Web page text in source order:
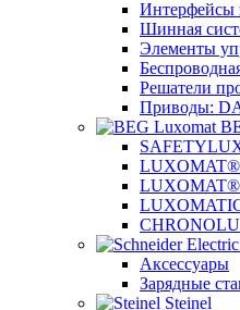
Интерфейсы
Шинная
Элементы
Решатели
Приводы:
LUXOMAT®
Аксессуары
Зарядные
Steinel